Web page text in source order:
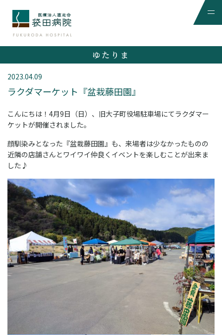
ゆたりま
2023.04.09
ラクダマーケット『盆栽藤田園』
こんにちは！4月9日（日）、旧大子町役場駐車場にてラクダマー
ケットが開催されました。
顔馴染みとなった『盆栽藤田園』も、来場者は少なかったものの
近隣の店舗さんとワイワイ仲良くイベントを楽しむことが出来ま
した♪